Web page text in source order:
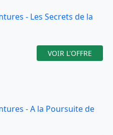
- Les Secrets de la
VOIR L'OFFRE
- A la Poursuite de